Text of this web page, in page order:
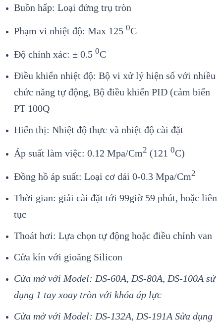
Buồn hấp: Loại đứng trụ tròn
Phạm vi nhiệt độ: Max 125 0C
Độ chính xác: ± 0.5 0C
Điều khiển nhiệt độ: Bộ vi xử lý hiện số với nhiều
chức năng tự động, Bộ điều khiển PID (cảm biến
PT 100Q
Hiển thị: Nhiệt độ thực và nhiệt độ cài đặt
Áp suất làm việc: 0.12 Mpa/Cm2 (121 0C)
Đồng hồ áp suất: Loại cơ dải 0-0.3 Mpa/Cm2
Thời gian: giải cài đặt tới 99giờ 59 phút, hoặc liên
tục
Thoát hơi: Lựa chọn tự động hoặc điều chỉnh van
Cửa kín với gioăng Silicon
Cửa mở với Model: DS-60A, DS-80A, DS-100A sử
dụng 1 tay xoay tròn với khóa áp lực
Cửa mở với Model: DS-132A, DS-191A Sửa dụng